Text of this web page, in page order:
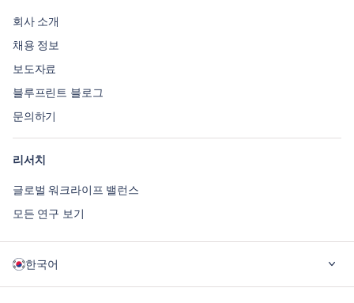
회사 소개
채용 정보
보도자료
블루프린트 블로그
문의하기
리서치
글로벌 워크라이프 밸런스
모든 연구 보기
한국어